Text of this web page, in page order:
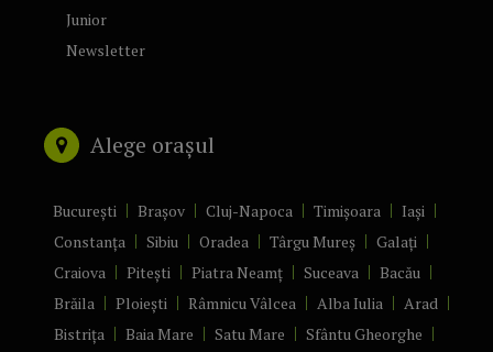
Junior
Newsletter
Alege orașul
București Brașov Cluj-Napoca Timișoara
Iași
Constanța
Sibiu Oradea Târgu Mureș
Galați
Craiova
Pitești Piatra Neamț Suceava
Bacău
Brăila
Ploiești Râmnicu Vâlcea Alba Iulia
Arad
Bistrița
Baia Mare Satu Mare
Sfântu Gheorghe